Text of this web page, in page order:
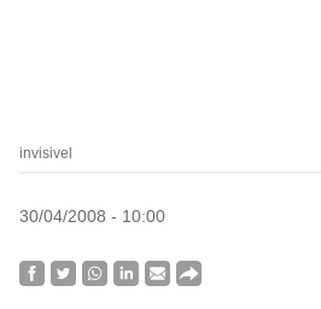
invisivel
30/04/2008 - 10:00